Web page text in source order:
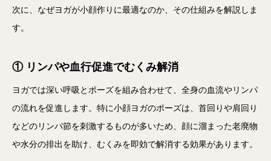
次に、なぜヨガが小顔作りに最適なのか、その仕組みを解説しま
す。
① リンパや血行促進でむくみ解消
ヨガでは深い呼吸とポーズを組み合わせて、全身の血流やリンパ
の流れを促進します。特に小顔ヨガのポーズは、首回りや肩回り
などのリンパ節を刺激するものが多いため、顔に溜まった老廃物
や水分の排出を助け、むくみを即効で解消する効果があります。